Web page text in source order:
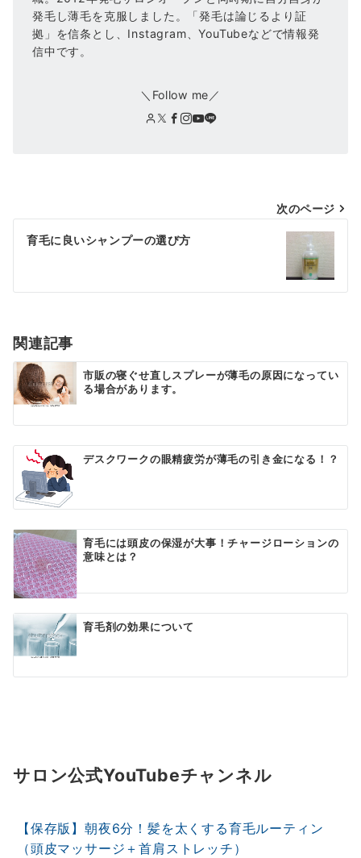
発毛し薄毛を克服しました。「発毛は論じるより証
拠」を信条とし、Instagram、YouTubeなどで情報発
信中です。
＼Follow me／
稿
ビ
ー
シ
ョ
ン
次のページ
育毛に良いシャンプーの選び方
関連記事
市販の寝ぐせ直しスプレーが薄毛の原因になってい
る場合があります。
デスクワークの眼精疲労が薄毛の引き金になる！？
育毛には頭皮の保湿が大事！チャージローションの
意味とは？
育毛剤の効果について
サロン公式YouTubeチャンネル
【保存版】朝夜6分！髪を太くする育毛ルーティン
（頭皮マッサージ＋首肩ストレッチ）